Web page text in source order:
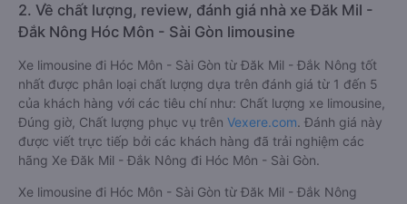
2. Về chất lượng, review, đánh giá nhà xe Đăk Mil -
Đắk Nông Hóc Môn - Sài Gòn limousine
Xe limousine đi Hóc Môn - Sài Gòn từ Đăk Mil - Đắk Nông tốt
nhất được phân loại chất lượng dựa trên đánh giá từ 1 đến 5
của khách hàng với các tiêu chí như: Chất lượng xe limousine,
Đúng giờ, Chất lượng phục vụ trên Vexere.com. Đánh giá này
được viết trực tiếp bởi các khách hàng đã trải nghiệm các
hãng Xe Đăk Mil - Đắk Nông đi Hóc Môn - Sài Gòn.
Xe limousine đi Hóc Môn - Sài Gòn từ Đăk Mil - Đắk Nông